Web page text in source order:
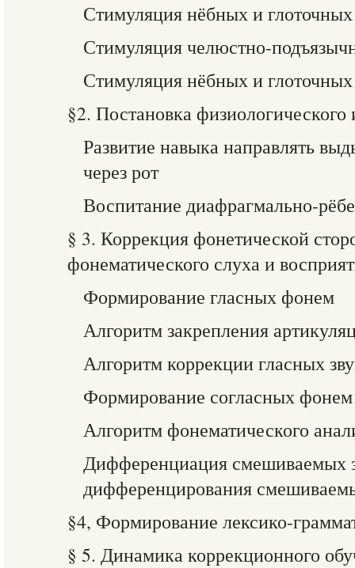
Стимуляция нёбных и
Стимуляция челюстно-
Стимуляция нёбных и
§2. Постановка физиологического
Развитие навыка направлять
через рот
Воспитание диафрагмально-
§ 3. Коррекция фонетической
фонематического слуха и
Формирование гласных фонем
Алгоритм закрепления
Алгоритм коррекции гласных
Формирование согласных фонем
Алгоритм фонематического
Дифференциация смешиваемых
дифференцирования
§4, Формирование лексико-
§ 5. Динамика коррекционного